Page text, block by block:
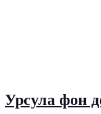
Урсула фон